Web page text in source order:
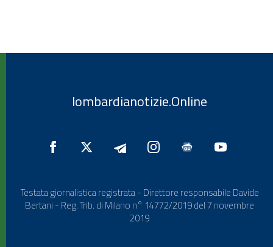
lombardianotizie.Online
Testata giornalistica registrata - Direttore responsabile Davide
Bertani - Reg. Trib. di Milano n° 14772/2019 del 7 novembre
2019